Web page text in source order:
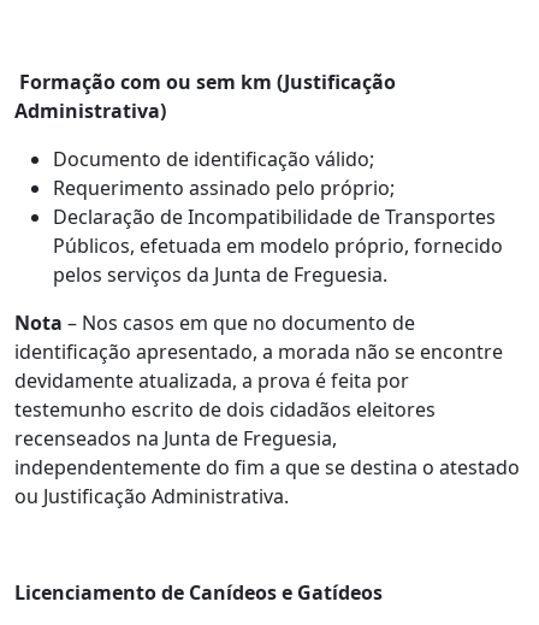
Formação com ou sem km (Justificação
Administrativa)
Documento de identificação válido;
Requerimento assinado pelo próprio;
Declaração de Incompatibilidade de Transportes
Públicos, efetuada em modelo próprio, fornecido
pelos serviços da Junta de Freguesia.
Nota – Nos casos em que no documento de
identificação apresentado, a morada não se encontre
devidamente atualizada, a prova é feita por
testemunho escrito de dois cidadãos eleitores
recenseados na Junta de Freguesia,
independentemente do fim a que se destina o atestado
ou Justificação Administrativa.
Licenciamento de Canídeos e Gatídeos